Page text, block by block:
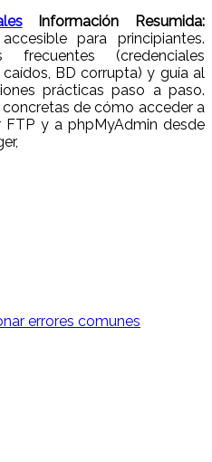
Información Resumida:
para principiantes.
frecuentes (credenciales
caídos, BD corrupta) y guía al
prácticas paso a paso.
de cómo acceder a
y a phpMyAdmin desde
errores comunes